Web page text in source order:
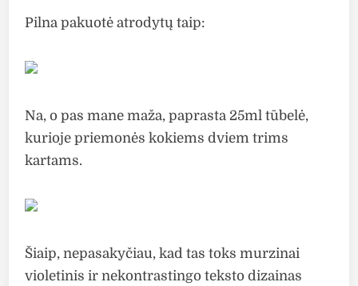
Pilna pakuotė atrodytų taip:
Na, o pas mane maža, paprasta 25ml tūbelė,
kurioje priemonės kokiems dviem trims
kartams.
Šiaip, nepasakyčiau, kad tas toks murzinai
violetinis ir nekontrastingo teksto dizainas